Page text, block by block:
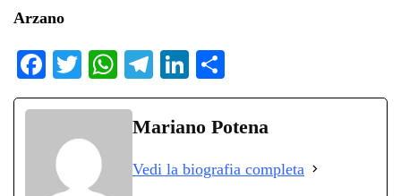
Arzano
Fa
ce
ok
T
wi
r
W
ha
ts
pp
Te
le
gr
m
Li
nk
ed
on
di
di
Mariano Potena
Vedi la biografia completa